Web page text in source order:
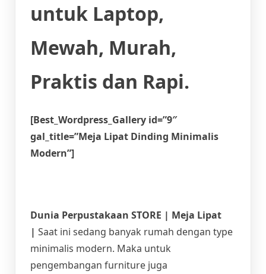
untuk Laptop,
Mewah, Murah,
Praktis dan Rapi.
[Best_Wordpress_Gallery id=”9″
gal_title=”Meja Lipat Dinding Minimalis
Modern”]
Dunia Perpustakaan STORE | Meja Lipat
| Saat ini sedang banyak rumah dengan type
minimalis modern. Maka untuk
pengembangan furniture juga